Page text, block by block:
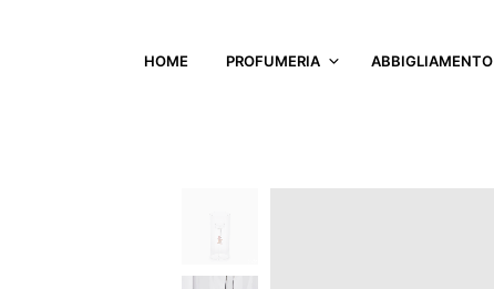
HOME PROFUMERIA ABBIGLIAMENTO